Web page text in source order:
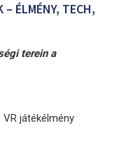
– ÉLMÉNY, TECH,
terein a
játékélmény